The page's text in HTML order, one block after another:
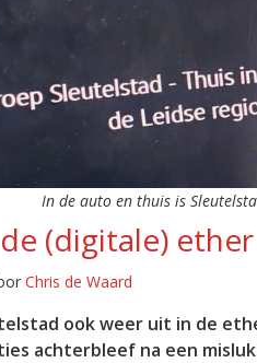
In de auto en thuis is
(digitale) ether
Chris de Waard
ook weer uit in de
achterbleef na een